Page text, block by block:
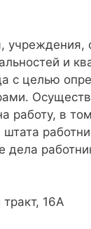
учреждения,
и
с целью
работу, в
16А